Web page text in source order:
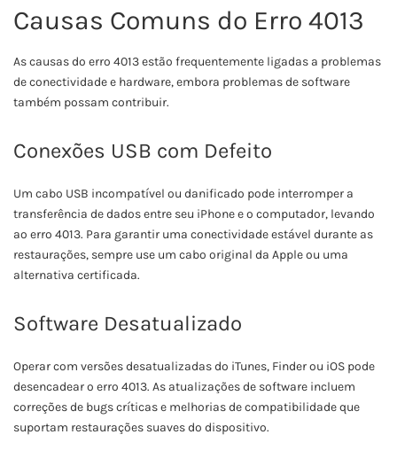
Causas Comuns do Erro 4013
As causas do erro 4013 estão frequentemente ligadas a problemas
de conectividade e hardware, embora problemas de software
também possam contribuir.
Conexões USB com Defeito
Um cabo USB incompatível ou danificado pode interromper a
transferência de dados entre seu iPhone e o computador, levando
ao erro 4013. Para garantir uma conectividade estável durante as
restaurações, sempre use um cabo original da Apple ou uma
alternativa certificada.
Software Desatualizado
Operar com versões desatualizadas do iTunes, Finder ou iOS pode
desencadear o erro 4013. As atualizações de software incluem
correções de bugs críticas e melhorias de compatibilidade que
suportam restaurações suaves do dispositivo.